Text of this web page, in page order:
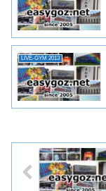
LIVE-GYM 2013